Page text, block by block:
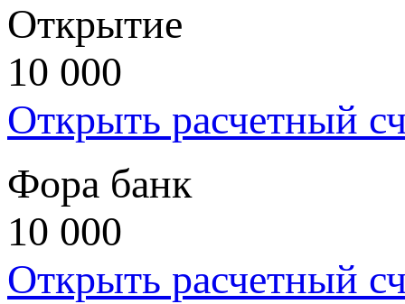
Открытие
10 000
Открыть расчетный
Фора банк
10 000
Открыть расчетный